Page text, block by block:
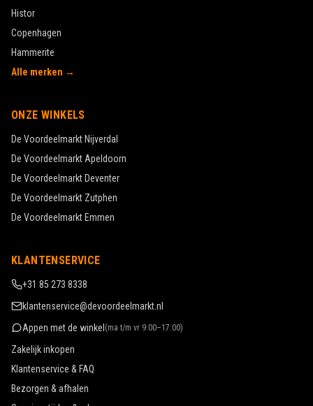
Histor
Copenhagen
Hammerite
Alle merken →
ONZE WINKELS
De Voordeelmarkt Nijverdal
De Voordeelmarkt Apeldoorn
De Voordeelmarkt Deventer
De Voordeelmarkt Zutphen
De Voordeelmarkt Emmen
KLANTENSERVICE
+31 85 273 8338
klantenservice@devoordeelmarkt.nl
Appen met de winkel (ma t/m vr 9:00–17:00)
Zakelijk inkopen
Klantenservice & FAQ
Bezorgen & afhalen